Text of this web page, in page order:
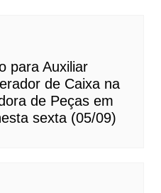
para Auxiliar
de Caixa na
de Peças em
sexta (05/09)